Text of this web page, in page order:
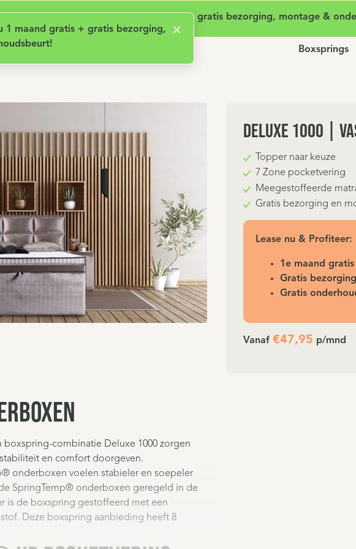
Tijdelijke Actie: Nu 1 maand gratis + gratis bezorging, montage &
1 maand gratis + gratis bezorging,
comfort Geen aanschafkosten
Boxsprings
Deluxe 1000 |
Topper naar keuze
7 Zone pocketvering
Meegestoffeerde
Gratis bezorging en
Lease nu & Profiteer:
1e maand gratis
Gratis
Gratis
Vanaf €47,95 p/mnd
combinatie Deluxe 1000 zorgen
en comfort doorgeven.
onderboxen voelen stabieler en soepeler
SpringTemp® onderboxen geregeld in de
is de boxspring gestoffeerd met een
Deze boxspring aanbieding heeft 8